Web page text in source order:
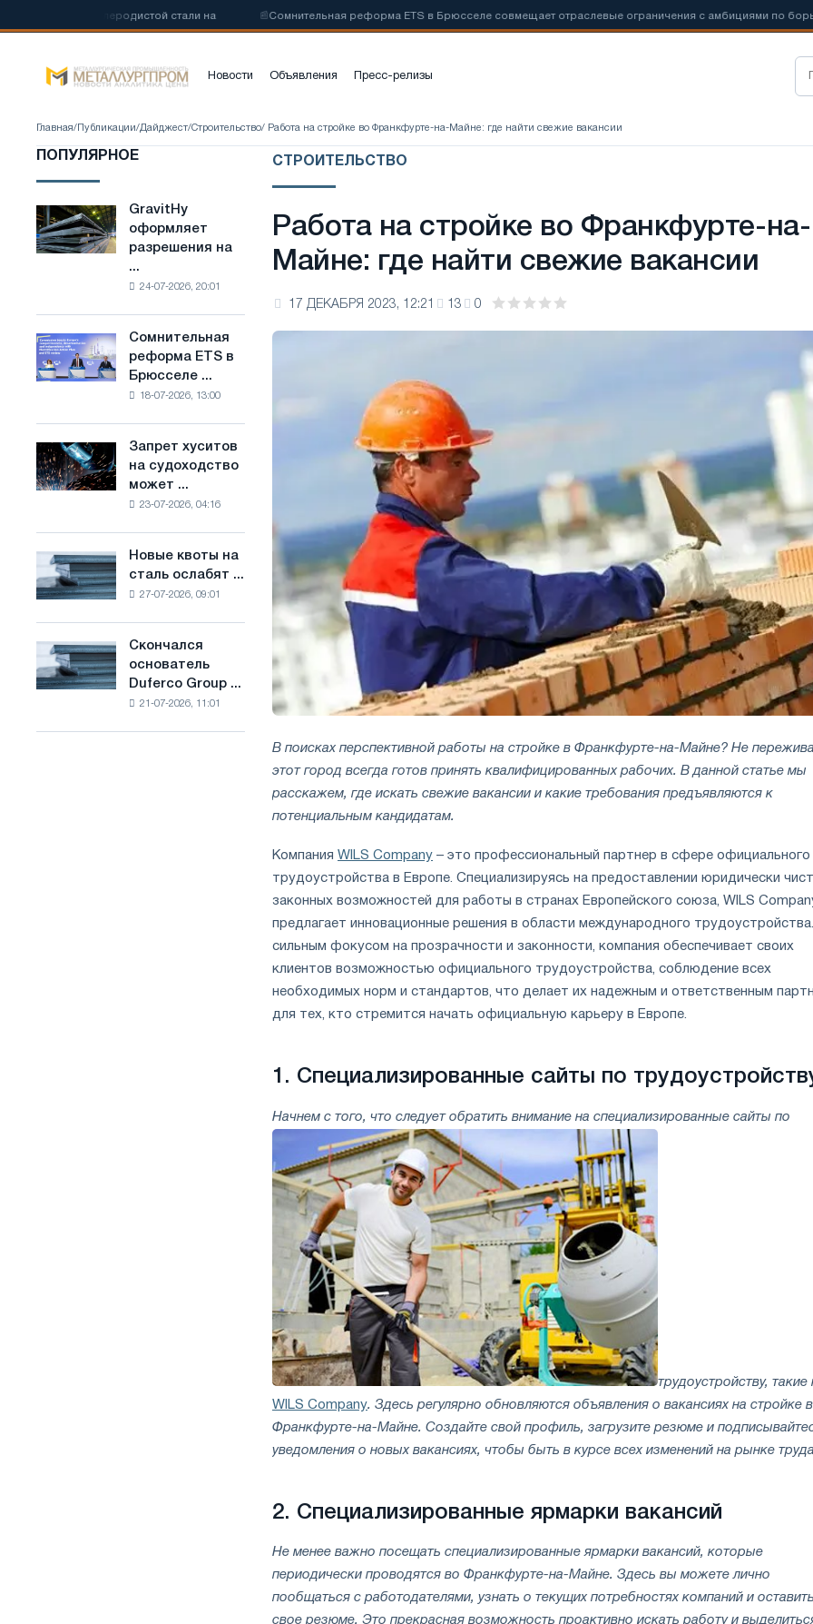
низкоуглеродистой стали на Сомнительная реформа ETS в Брюсселе совмещает отраслевые ограничения с амбициями по борьбе с
Новости Объявления Пресс-релизы
Главная/ Публикации/Дайджест/Строительство/ Работа на стройке во Франкфурте-на-Майне: где найти свежие вакансии
ПОПУЛЯРНОЕ
GravitHy
оформляет
разрешения
строительство
производству
низкоуглеродистой
основе
водорода
во
Франции
GravitHy
оформляет
разрешения на
...
24-07-2026, 20:01
Сомнительная
реформа
ETS
отраслевые
ограничения
по
борьбе
изменением
Сомнительная
реформа ETS в
Брюсселе ...
18-07-2026, 13:00
Запрет
хуситов
на
импорт
Саудовской
Запрет хуситов
на судоходство
может ...
23-07-2026, 04:16
Новые
квоты
на
конкуренцию
в
Новые квоты на
сталь ослабят ...
27-07-2026, 09:01
Скончался
основатель
Duferco
Скончался
основатель
Duferco Group ...
21-07-2026, 11:01
СТРОИТЕЛЬСТВО
Работа на стройке во Франкфурте-на-
Майне: где найти свежие вакансии
17 ДЕКАБРЯ 2023, 12:21 13 0
В поисках перспективной работы на стройке в Франкфурте-на-Майне? Не
этот город всегда готов принять квалифицированных рабочих. В данной статье мы
расскажем, где искать свежие вакансии и какие требования предъявляются к
потенциальным кандидатам.
Компания WILS Company – это профессиональный партнер в сфере официального
трудоустройства в Европе. Специализируясь на предоставлении юридически
законных возможностей для работы в странах Европейского союза, WILS
предлагает инновационные решения в области международного
сильным фокусом на прозрачности и законности, компания обеспечивает своих
клиентов возможностью официального трудоустройства, соблюдение всех
необходимых норм и стандартов, что делает их надежным и ответственным
для тех, кто стремится начать официальную карьеру в Европе.
1. Специализированные сайты по
Начнем с того, что следует обратить внимание на специализированные сайты по
трудоустройству, такие
WILS Company. Здесь регулярно обновляются объявления о вакансиях на стройке
Франкфурте-на-Майне. Создайте свой профиль, загрузите резюме и
уведомления о новых вакансиях, чтобы быть в курсе всех изменений на рынке
2. Специализированные ярмарки вакансий
Не менее важно посещать специализированные ярмарки вакансий, которые
периодически проводятся во Франкфурте-на-Майне. Здесь вы можете лично
пообщаться с работодателями, узнать о текущих потребностях компаний и
свое резюме. Это прекрасная возможность проактивно искать работу и